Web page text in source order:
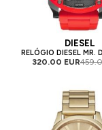
DIESEL
RELÓGIO DIESEL MR.
320.00 EUR